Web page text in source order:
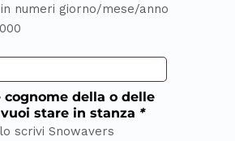
numeri giorno/mese/anno
cognome della o delle
stare in stanza *
scrivi Snowavers